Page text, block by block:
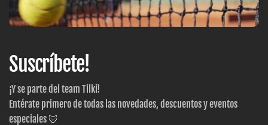
Suscríbete!
¡Y se parte del team Tilki!
Entérate primero de todas las novedades, descuentos y eventos
especiales 🦊